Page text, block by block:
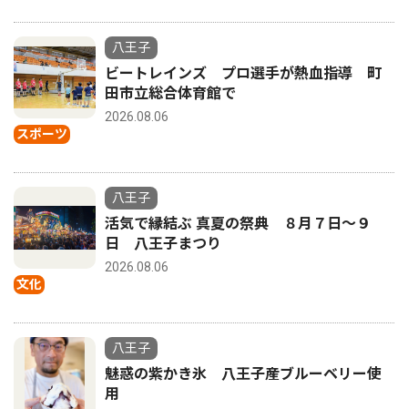
スポーツ
八王子
ビートレインズ プロ選手が熱血指導 町
田市立総合体育館で
2026.08.06
文化
八王子
活気で縁結ぶ 真夏の祭典 ８月７日〜９
日 八王子まつり
2026.08.06
八王子
魅惑の紫かき氷 八王子産ブルーベリー使
用